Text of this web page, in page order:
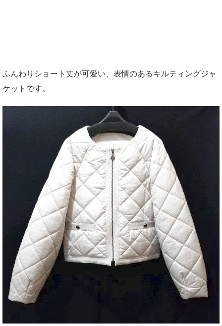
ふんわりショート丈が可愛い、表情のあるキルティングジャ
ケットです。